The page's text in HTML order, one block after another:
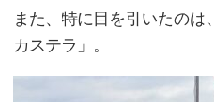
また、特に目を引いたのは、
カステラ」。